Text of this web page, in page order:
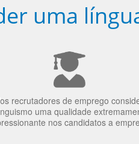
uma
recrutadores de emprego
uma qualidade
nos candidatos a